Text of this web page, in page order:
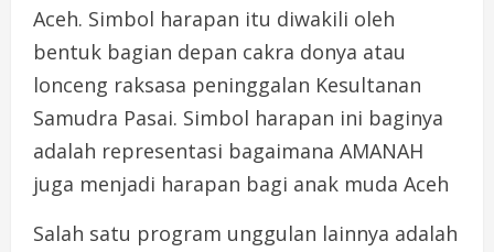
Aceh. Simbol harapan itu diwakili oleh
bentuk bagian depan cakra donya atau
lonceng raksasa peninggalan Kesultanan
Samudra Pasai. Simbol harapan ini baginya
adalah representasi bagaimana AMANAH
juga menjadi harapan bagi anak muda Aceh
Salah satu program unggulan lainnya adalah